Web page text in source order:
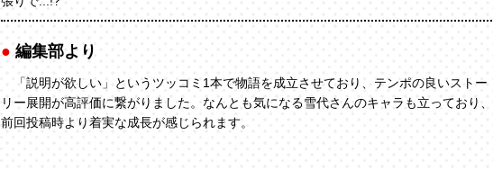
編集部より
「説明が欲しい」というツッコミ1本で物語を成立させており、テンポの良いストー
リー展開が高評価に繋がりました。なんとも気になる雪代さんのキャラも立っており、
前回投稿時より着実な成長が感じられます。